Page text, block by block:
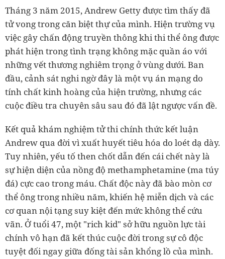
Tháng 3 năm 2015, Andrew Getty được tìm thấy đã
tử vong trong căn biệt thự của mình. Hiện trường vụ
việc gây chấn động truyền thông khi thi thể ông được
phát hiện trong tình trạng không mặc quần áo với
những vết thương nghiêm trọng ở vùng dưới. Ban
đầu, cảnh sát nghi ngờ đây là một vụ án mạng do
tính chất kinh hoàng của hiện trường, nhưng các
cuộc điều tra chuyên sâu sau đó đã lật ngược vấn đề.
Kết quả khám nghiệm tử thi chính thức kết luận
Andrew qua đời vì xuất huyết tiêu hóa do loét dạ dày.
Tuy nhiên, yếu tố then chốt dẫn đến cái chết này là
sự hiện diện của nồng độ methamphetamine (ma túy
đá) cực cao trong máu. Chất độc này đã bào mòn cơ
thể ông trong nhiều năm, khiến hệ miễn dịch và các
cơ quan nội tạng suy kiệt đến mức không thể cứu
vãn. Ở tuổi 47, một "rich kid" sở hữu nguồn lực tài
chính vô hạn đã kết thúc cuộc đời trong sự cô độc
tuyệt đối ngay giữa đống tài sản khổng lồ của mình.